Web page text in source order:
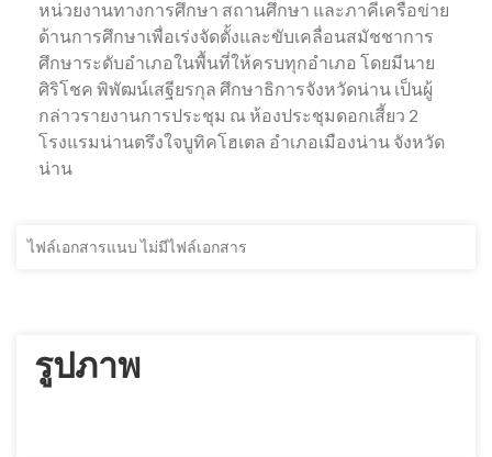
หน่วยงานทางการศึกษา สถานศึกษา และภาคีเครือข่าย
ด้านการศึกษาเพื่อเร่งจัดตั้งและขับเคลื่อนสมัชชาการ
ศึกษาระดับอำเภอในพื้นที่ให้ครบทุกอำเภอ โดยมีนาย
ศิริโชค พิพัฒน์เสฐียรกุล ศึกษาธิการจังหวัดน่าน เป็นผู้
กล่าวรายงานการประชุม ณ ห้องประชุมดอกเสี้ยว 2
โรงแรมน่านตรึงใจบูทิคโฮเตล อำเภอเมืองน่าน จังหวัด
น่าน
ไฟล์เอกสารแนบ ไม่มีไฟล์เอกสาร
รูปภาพ